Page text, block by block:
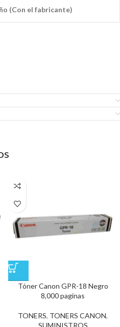
(Con el fabricante)
Tóner Canon GPR-18 Negro
8,000 paginas
TONERS, TONERS CANON,